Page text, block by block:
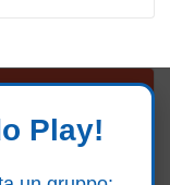
Play!